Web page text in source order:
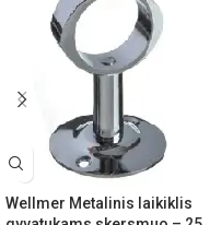
Wellmer Metalinis laikiklis